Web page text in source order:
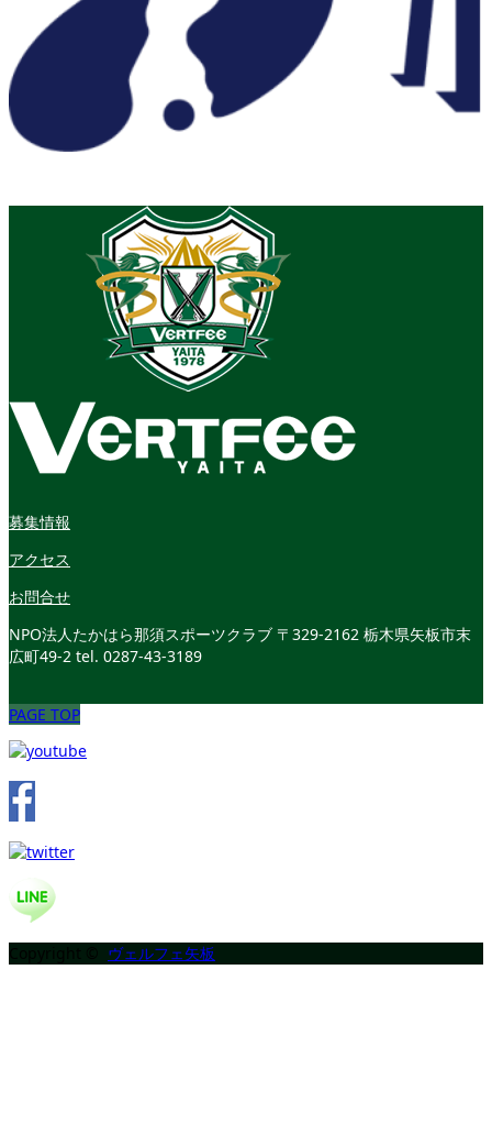
募集情報
アクセス
お問合せ
NPO法人たかはら那須スポーツクラブ 〒329-2162 栃木県矢板市末
広町49-2 tel. 0287-43-3189
PAGE TOP
ヴェルフェ矢板